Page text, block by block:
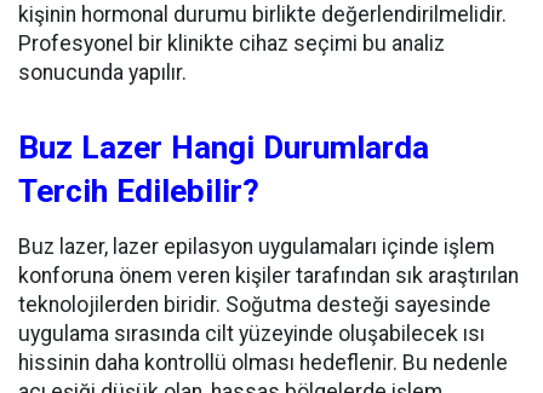
kişinin hormonal durumu birlikte değerlendirilmelidir.
Profesyonel bir klinikte cihaz seçimi bu analiz
sonucunda yapılır.
Buz Lazer Hangi Durumlarda
Tercih Edilebilir?
Buz lazer, lazer epilasyon uygulamaları içinde işlem
konforuna önem veren kişiler tarafından sık araştırılan
teknolojilerden biridir. Soğutma desteği sayesinde
uygulama sırasında cilt yüzeyinde oluşabilecek ısı
hissinin daha kontrollü olması hedeflenir. Bu nedenle